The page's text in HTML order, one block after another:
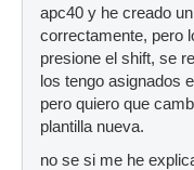
apc40 y he creado
correctamente, pero
presione el shift, se
los tengo asignados
pero quiero que
plantilla nueva.
no se si me he